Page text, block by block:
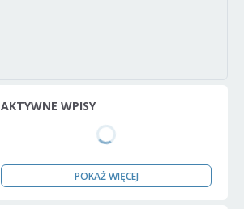
AKTYWNE WPISY
POKAŻ WIĘCEJ